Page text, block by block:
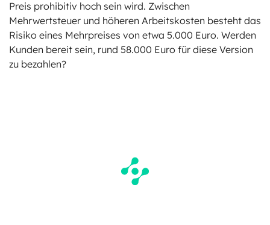
Preis prohibitiv hoch sein wird. Zwischen
Mehrwertsteuer und höheren Arbeitskosten besteht das
Risiko eines Mehrpreises von etwa 5.000 Euro. Werden
Kunden bereit sein, rund 58.000 Euro für diese Version
zu bezahlen?